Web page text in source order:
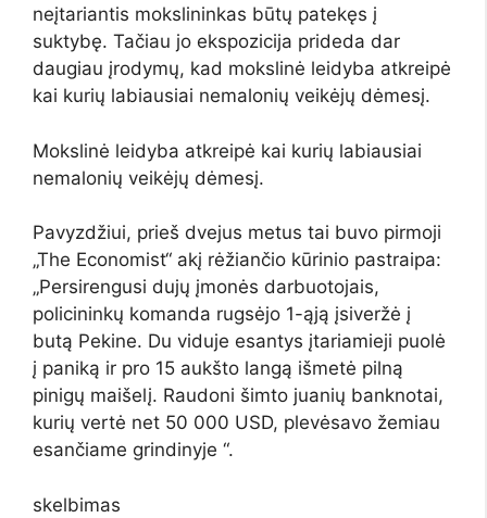
neįtariantis mokslininkas būtų patekęs į
suktybę. Tačiau jo ekspozicija prideda dar
daugiau įrodymų, kad mokslinė leidyba atkreipė
kai kurių labiausiai nemalonių veikėjų dėmesį.
Mokslinė leidyba atkreipė kai kurių labiausiai
nemalonių veikėjų dėmesį.
Pavyzdžiui, prieš dvejus metus tai buvo pirmoji
„The Economist“ akį rėžiančio kūrinio pastraipa:
„Persirengusi dujų įmonės darbuotojais,
policininkų komanda rugsėjo 1-ąją įsiveržė į
butą Pekine. Du viduje esantys įtariamieji puolė
į paniką ir pro 15 aukšto langą išmetė pilną
pinigų maišelį. Raudoni šimto juanių banknotai,
kurių vertė net 50 000 USD, plevėsavo žemiau
esančiame grindinyje “.
skelbimas